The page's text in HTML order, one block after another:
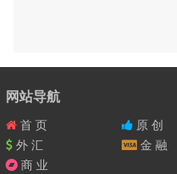
网站导航
首 页 原 创
外 汇
金 融
商 业